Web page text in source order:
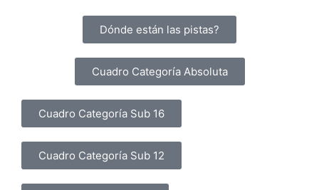
Dónde están las pistas?
Cuadro Categoría Absoluta
Cuadro Categoría Sub 16
Cuadro Categoría Sub 12